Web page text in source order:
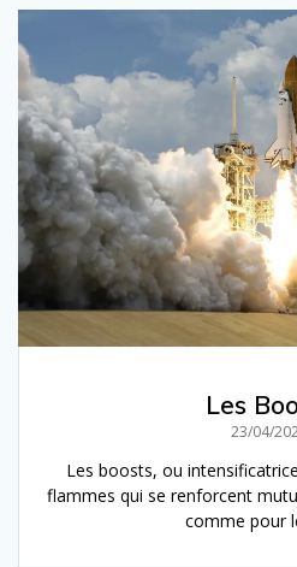
Les
23/04/
Les boosts, ou
flammes qui se renforcent
comme pour